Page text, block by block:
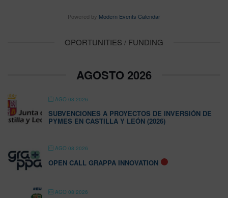
Powered by Modern Events Calendar
OPORTUNITIES / FUNDING
AGOSTO 2026
AGO 08 2026
SUBVENCIONES A PROYECTOS DE INVERSIÓN DE
PYMES EN CASTILLA Y LEÓN (2026)
AGO 08 2026
OPEN CALL GRAPPA INNOVATION
AGO 08 2026